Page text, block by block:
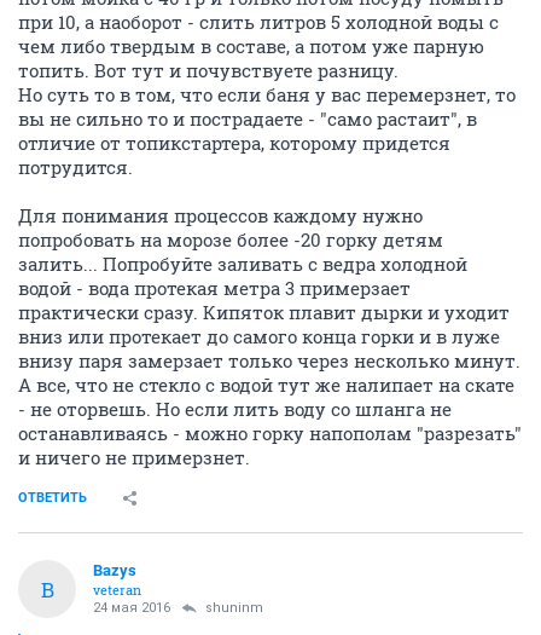
при 10, а наоборот - слить литров 5 холодной воды с
чем либо твердым в составе, а потом уже парную
топить. Вот тут и почувствуете разницу.
Но суть то в том, что если баня у вас перемерзнет, то
вы не сильно то и пострадаете - "само растаит", в
отличие от топикстартера, которому придется
потрудится.
Для понимания процессов каждому нужно
попробовать на морозе более -20 горку детям
залить... Попробуйте заливать с ведра холодной
водой - вода протекая метра 3 примерзает
практически сразу. Кипяток плавит дырки и уходит
вниз или протекает до самого конца горки и в луже
внизу паря замерзает только через несколько минут.
А все, что не стекло с водой тут же налипает на скате
- не оторвешь. Но если лить воду со шланга не
останавливаясь - можно горку напополам "разрезать"
и ничего не примерзнет.
ОТВЕТИТЬ
B
Bazys
veteran
24 мая 2016 shuninm